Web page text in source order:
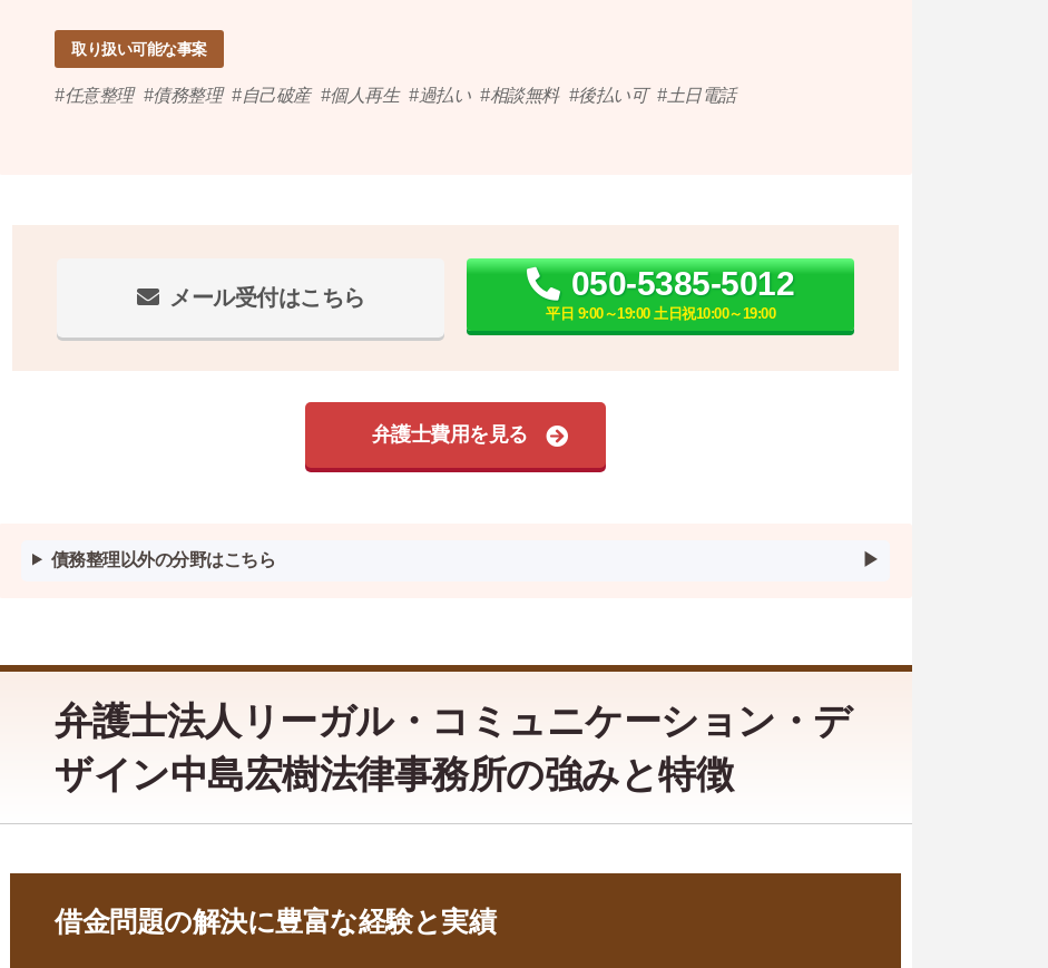
取り扱い可能な事案
任意整理 債務整理 自己破産 個人再生 過払い 相談無料 後払い可 土日電話
メール受付はこちら 050-5385-5012
平日 9:00～19:00 土日祝10:00～19:00
弁護士費用を見る
債務整理以外の分野はこちら
弁護士法人リーガル・コミュニケーション・デ
ザイン中島宏樹法律事務所の強みと特徴
借金問題の解決に豊富な経験と実績